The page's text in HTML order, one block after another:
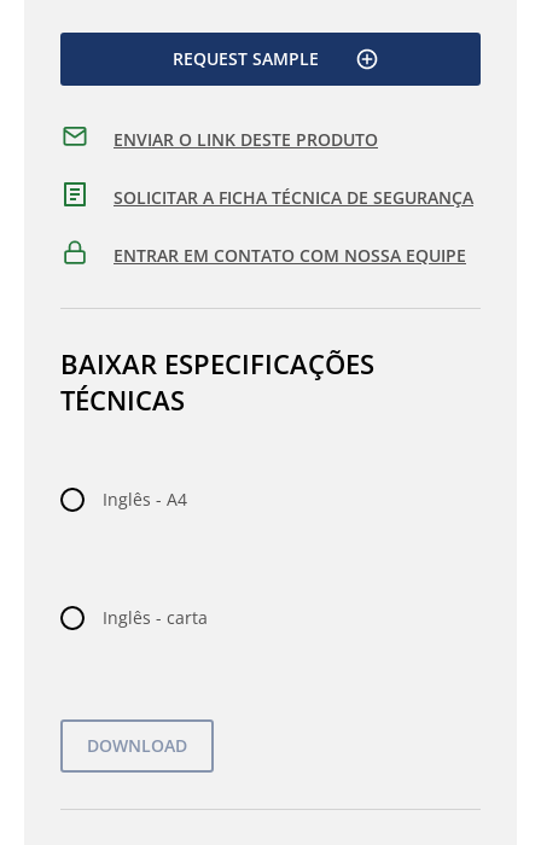
REQUEST SAMPLE
ENVIAR O LINK DESTE PRODUTO
SOLICITAR A FICHA TÉCNICA DE SEGURANÇA
ENTRAR EM CONTATO COM NOSSA EQUIPE
BAIXAR ESPECIFICAÇÕES
TÉCNICAS
Inglês - A4
Inglês - carta